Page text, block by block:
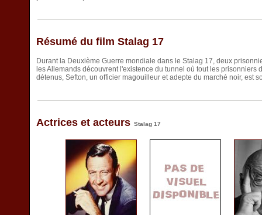
Résumé du film Stalag 17
Durant la Deuxième Guerre mondiale dans le Stalag 17, deux
les Allemands découvrent l'existence du tunnel où tout les prisonniers
détenus, Sefton, un officier magouilleur et adepte du marché noir, est
Actrices et acteurs Stalag 17